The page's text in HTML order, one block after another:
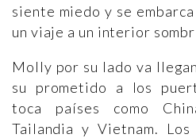
siente miedo y se
un viaje a un interior
Molly por su lado va
su prometido a los
toca países como
Tailandia y Vietnam.